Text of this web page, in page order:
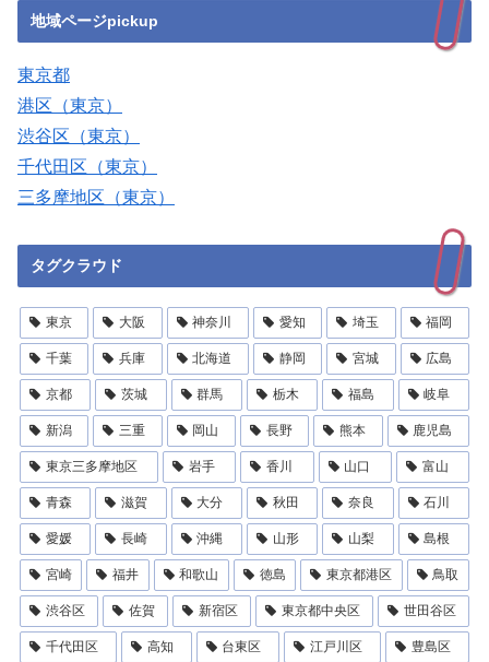
地域ページpickup
東京都
港区（東京）
渋谷区（東京）
千代田区（東京）
三多摩地区（東京）
タグクラウド
東京 大阪 神奈川 愛知 埼玉 福岡
千葉 兵庫 北海道 静岡 宮城 広島
京都 茨城 群馬 栃木 福島 岐阜
新潟 三重 岡山 長野 熊本 鹿児島
東京三多摩地区 岩手 香川 山口 富山
青森 滋賀 大分 秋田 奈良 石川
愛媛 長崎 沖縄 山形 山梨 島根
宮崎 福井 和歌山 徳島 東京都港区 鳥取
渋谷区 佐賀 新宿区 東京都中央区 世田谷区
千代田区 高知 台東区 江戸川区 豊島区